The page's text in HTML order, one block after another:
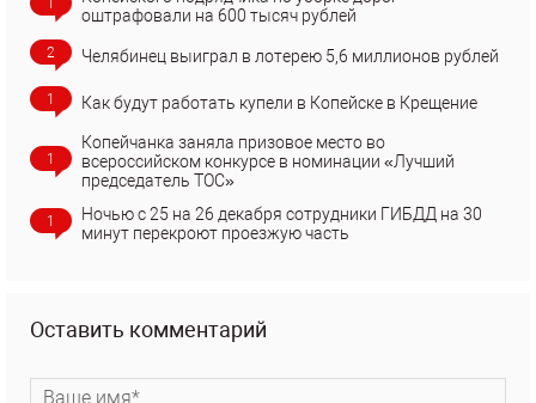
оштрафовали на 600 тысяч рублей
2 Челябинец выиграл в лотерею 5,6 миллионов рублей
1 Как будут работать купели в Копейске в Крещение
1
Копейчанка заняла призовое место во
всероссийском конкурсе в номинации «Лучший
председатель ТОС»
1
Ночью с 25 на 26 декабря сотрудники ГИБДД на 30
минут перекроют проезжую часть
Оставить комментарий